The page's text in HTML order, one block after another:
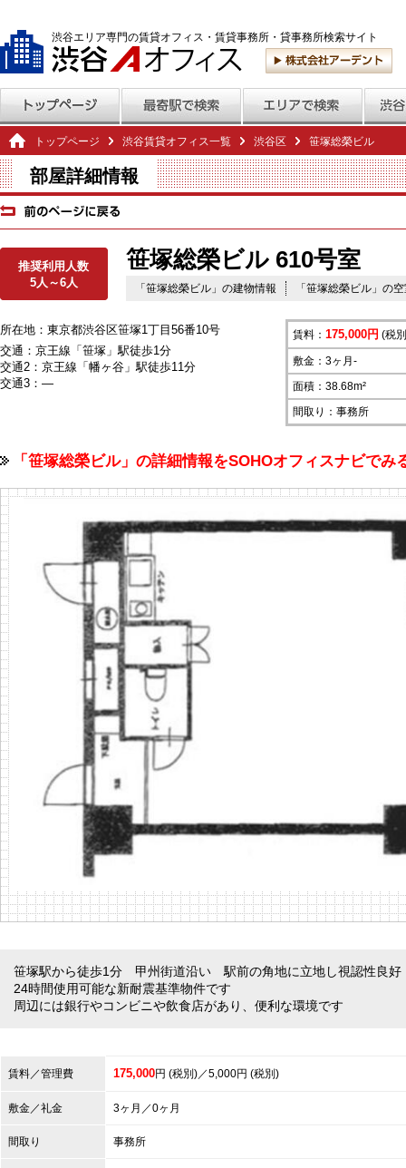
渋谷エリア専門の賃貸オフィス・賃貸事務所・貸事務所検索サイト
トップページ 渋谷賃貸オフィス一覧 渋谷区 笹塚総榮ビル
部屋詳細情報
推奨利用人数
5人～6人
笹塚総榮ビル 610号室
「笹塚総榮ビル」の建物情報 「笹塚総榮ビル」の
所在地：東京都渋谷区笹塚1丁目56番10号
交通：京王線「笹塚」駅徒歩1分
交通2：京王線「幡ヶ谷」駅徒歩11分
交通3：―
賃料： 175,000円 (税
敷金：3ヶ月-
面積：38.68m²
間取り：事務所
「笹塚総榮ビル」の詳細情報をSOHOオフィスナビで
笹塚駅から徒歩1分 甲州街道沿い 駅前の角地に立地し視認性良好
24時間使用可能な新耐震基準物件です
周辺には銀行やコンビニや飲食店があり、便利な環境です
賃料／管理費 175,000円 (税別)／5,000円 (税別)
敷金／礼金 3ヶ月／0ヶ月
間取り 事務所